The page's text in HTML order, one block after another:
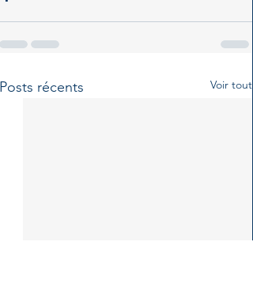
Posts récents Voir tout